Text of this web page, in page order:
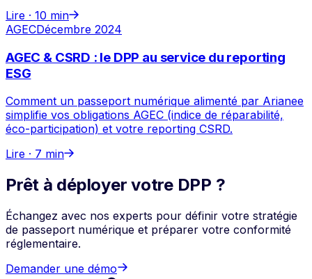
Lire · 10 min
AGECDécembre 2024
AGEC & CSRD : le DPP au service du reporting
ESG
Comment un passeport numérique alimenté par Arianee
simplifie vos obligations AGEC (indice de réparabilité,
éco-participation) et votre reporting CSRD.
Lire · 7 min
Prêt à déployer votre DPP ?
Échangez avec nos experts pour définir votre stratégie
de passeport numérique et préparer votre conformité
réglementaire.
Demander une démo